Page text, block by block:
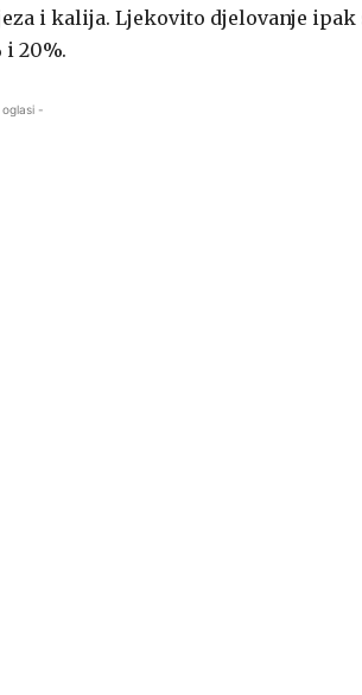
i kalija. Ljekovito djelovanje
i 20%.
-